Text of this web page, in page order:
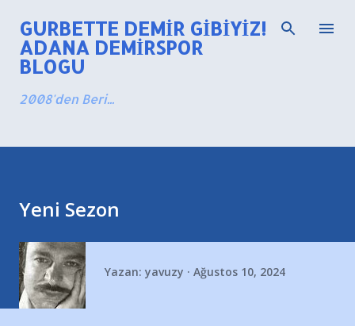
Ana içeriğe atla
GURBETTE DEMIR GIBIYIZ!
ADANA DEMIRSPOR
BLOGU
2008'den Beri...
Yeni Sezon
Yazan: yavuzy Ağustos 10, 2024